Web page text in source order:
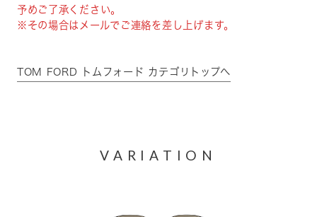
予めご了承ください。
※その場合はメールでご連絡を差し上げます。
TOM FORD トムフォード カテゴリトップへ
VARIATION